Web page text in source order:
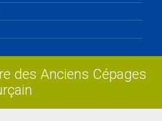
des Anciens Cépages